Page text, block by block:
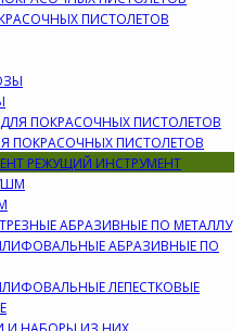
ПИСТОЛЕТОВ
ПОКРАСОЧНЫХ ПИСТОЛЕТОВ
РЕЖУЩИЙ ИНСТРУМЕНТ
АБРАЗИВНЫЕ ПО МЕТАЛЛУ
АБРАЗИВНЫЕ ПО
ЛЕПЕСТКОВЫЕ